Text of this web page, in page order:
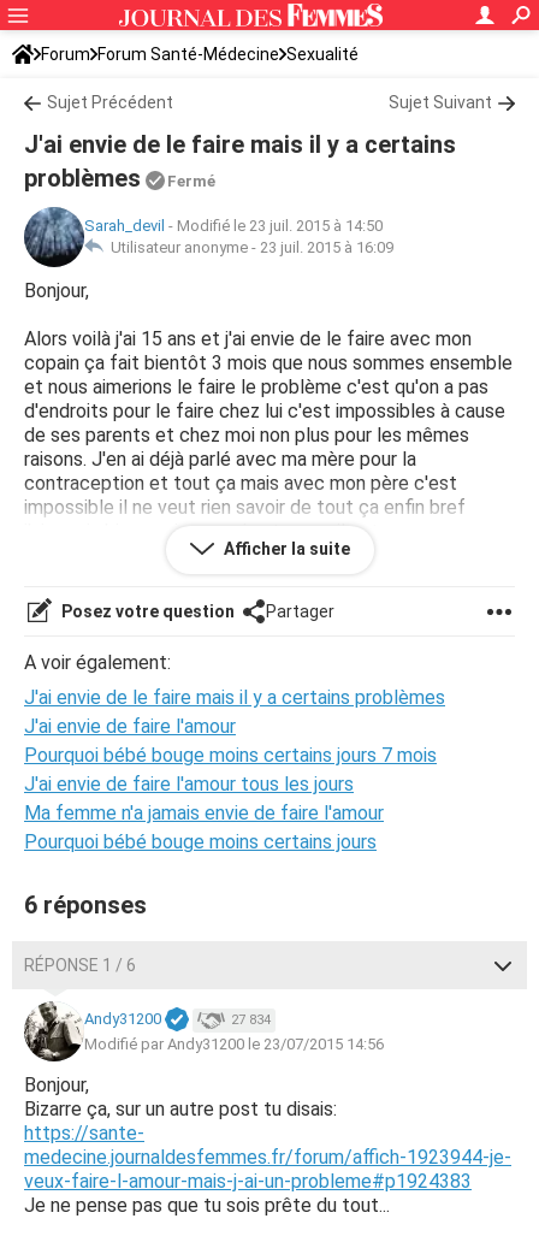
Forum Forum Santé-Médecine Sexualité
Sujet Précédent Sujet Suivant
J'ai envie de le faire mais il y a certains
problèmes
Fermé
Sarah_devil - Modifié le 23 juil. 2015 à 14:50
Utilisateur anonyme - 23 juil. 2015 à 16:09
Bonjour,
Alors voilà j'ai 15 ans et j'ai envie de le faire avec mon
copain ça fait bientôt 3 mois que nous sommes ensemble
et nous aimerions le faire le problème c'est qu'on a pas
d'endroits pour le faire chez lui c'est impossibles à cause
de ses parents et chez moi non plus pour les mêmes
raisons. J'en ai déjà parlé avec ma mère pour la
contraception et tout ça mais avec mon père c'est
impossible il ne veut rien savoir de tout ça enfin bref
j'aimerais bien avoir vos avis et conseils etc.
Afficher la suite
Posez votre question Partager
A voir également:
J'ai envie de le faire mais il y a certains problèmes
J'ai envie de faire l'amour
Pourquoi bébé bouge moins certains jours 7 mois
J'ai envie de faire l'amour tous les jours
Ma femme n'a jamais envie de faire l'amour
Pourquoi bébé bouge moins certains jours
6 réponses
RÉPONSE 1 / 6
Andy31200 27 834
Modifié par Andy31200 le 23/07/2015 14:56
Bonjour,
Bizarre ça, sur un autre post tu disais:
https://sante-
medecine.journaldesfemmes.fr/forum/affich-1923944-je-
veux-faire-l-amour-mais-j-ai-un-probleme#p1924383
Je ne pense pas que tu sois prête du tout...